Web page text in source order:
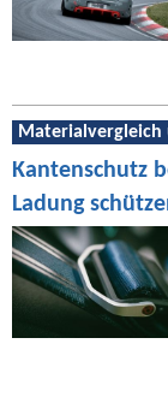
Materialvergleich
Kantenschutz
Ladung